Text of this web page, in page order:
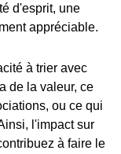
d'esprit, une
appréciable.
à trier avec
de la valeur, ce
ou ce qui
l'impact sur
à faire le